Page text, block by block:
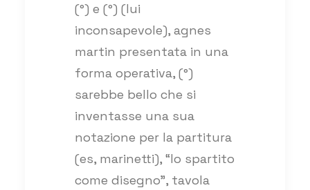
(°) e (°) (lui
inconsapevole), agnes
martin presentata in una
forma operativa, (°)
sarebbe bello che si
inventasse una sua
notazione per la partitura
(es, marinetti), “lo spartito
come disegno”, tavola